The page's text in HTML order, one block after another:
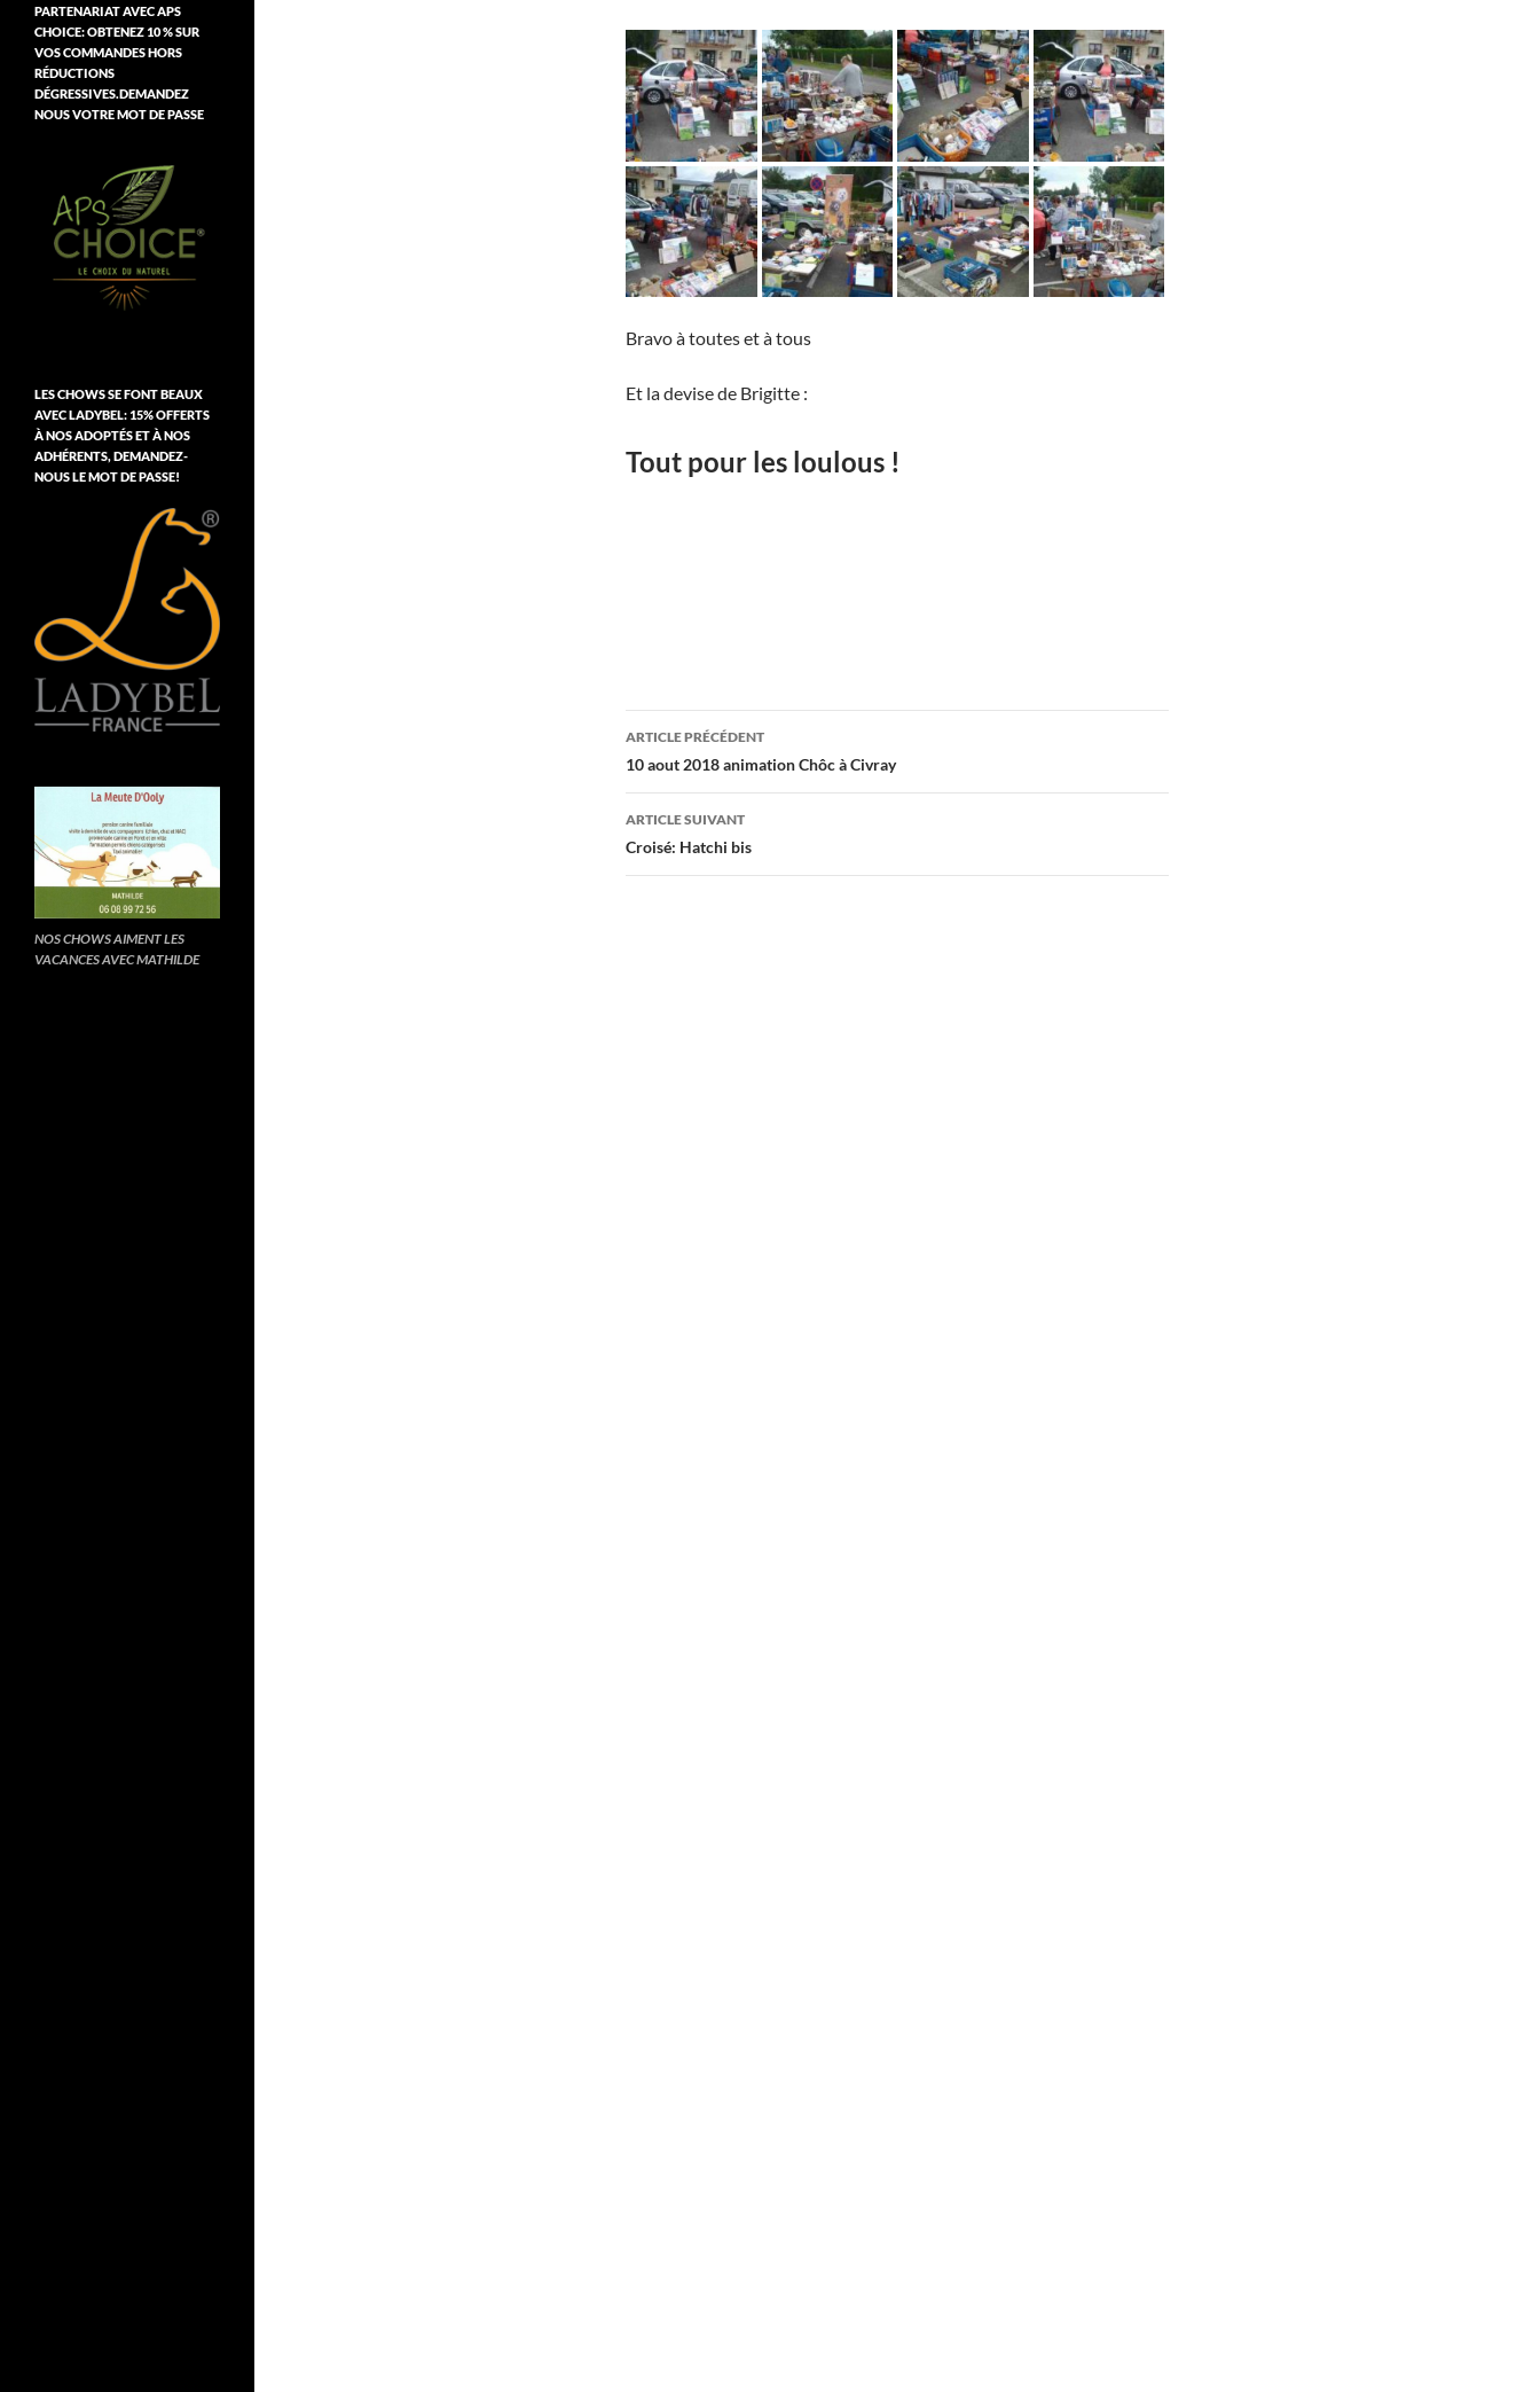
Bravo à toutes et à tous
Et la devise de Brigitte :
Tout pour les loulous !
Navigation
des
articles
ARTICLE PRÉCÉDENT
10 aout 2018 animation Chôc à Civray
ARTICLE SUIVANT
Croisé: Hatchi bis
PARTENARIAT AVEC APS
CHOICE: OBTENEZ 10 % SUR
VOS COMMANDES HORS
RÉDUCTIONS
DÉGRESSIVES.DEMANDEZ
NOUS VOTRE MOT DE PASSE
LES CHOWS SE FONT BEAUX
AVEC LADYBEL: 15% OFFERTS
À NOS ADOPTÉS ET À NOS
ADHÉRENTS, DEMANDEZ-
NOUS LE MOT DE PASSE!
NOS CHOWS AIMENT LES
VACANCES AVEC MATHILDE